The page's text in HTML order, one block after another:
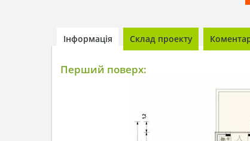
Інформація Склад проекту
Перший поверх: